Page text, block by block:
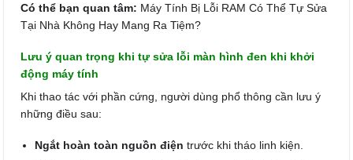
Có thể bạn quan tâm: Máy Tính Bị Lỗi RAM Có Thể Tự Sửa
Tại Nhà Không Hay Mang Ra Tiệm?
Lưu ý quan trọng khi tự sửa lỗi màn hình đen khi khởi
động máy tính
Khi thao tác với phần cứng, người dùng phổ thông cần lưu ý
những điều sau:
Ngắt hoàn toàn nguồn điện trước khi tháo linh kiện.